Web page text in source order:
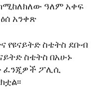
ዓለም አቀፍ
አንቀጽ
የዩናይትድ ስቴትስ ደቡብ
ስቴትስ በአሁኑ
ፈንጂዎች ፖሊሲ